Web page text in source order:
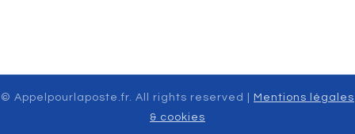
© Appelpourlaposte.fr. All rights reserved |
Mentions légales
& cookies